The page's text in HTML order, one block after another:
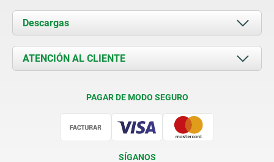
Acerca de nosotros
Novedades
Contacto
Descargas
Documents
ATENCIÓN AL CLIENTE
PAGAR DE MODO SEGURO
SÍGANOS